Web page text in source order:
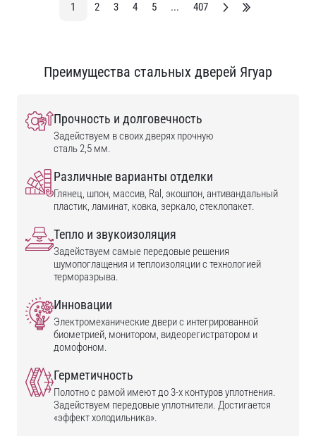
1 2 3 4 5 ... 407
Преимущества стальных дверей Ягуар
Прочность и долговечность
Задействуем в своих дверях прочную
сталь 2,5 мм.
Различные варианты отделки
Глянец, шпон, массив, Ral, экошпон, антивандальный
пластик, ламинат, ковка, зеркало, стеклопакет.
Тепло и звукоизоляция
Задействуем самые передовые решения
шумопоглащения и теплоизоляции с технологией
терморазрыва.
Инновации
Электромеханические двери с интегрированной
биометрией, монитором, видеорегистратором и
домофоном.
Герметичность
Полотно с рамой имеют до 3-х контуров уплотнения.
Задействуем передовые уплотнители. Достигается
«эффект холодильника».